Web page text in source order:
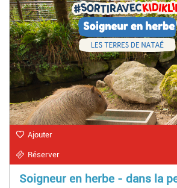
Ajouter
Réserver
Soigneur en herbe - dans la